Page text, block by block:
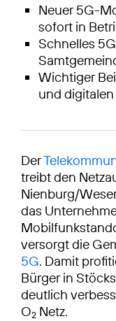
Neuer 5G-
sofort in
Schnelles
Wichtiger
und
Der
treibt den
Nienburg/
das
versorgt die
5G. Damit
Bürger in
deutlich
O2 Netz.